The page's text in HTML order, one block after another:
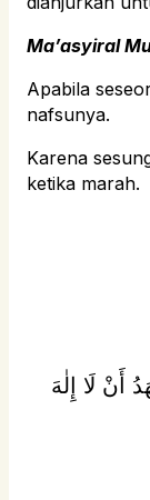
Ma’asyiral
Apabila
nafsunya.
Karena
ketika marah.
أَنْ لَا إِلٰهَ